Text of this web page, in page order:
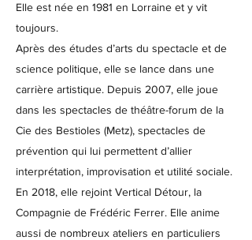
Elle est née en 1981 en Lorraine et y vit
toujours.
Après des études d’arts du spectacle et de
science politique, elle se lance dans une
carrière artistique. Depuis 2007, elle joue
dans les spectacles de théâtre-forum de la
Cie des Bestioles (Metz), spectacles de
prévention qui lui permettent d’allier
interprétation, improvisation et utilité sociale.
En 2018, elle rejoint Vertical Détour, la
Compagnie de Frédéric Ferrer. Elle anime
aussi de nombreux ateliers en particuliers